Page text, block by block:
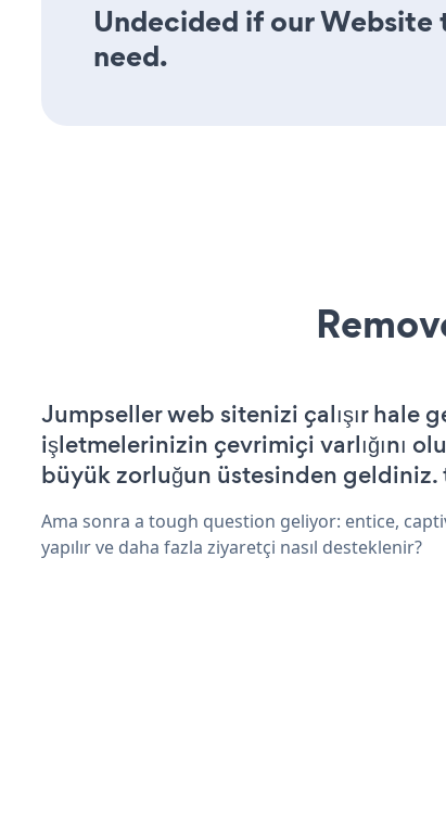
Undecided if our Website
need.
Jumpseller web sitenizi çalışır hale
işletmelerinizin çevrimiçi varlığını
büyük zorluğun üstesinden
Ama sonra a tough question geliyor: entice,
yapılır ve daha fazla ziyaretçi nasıl desteklenir?